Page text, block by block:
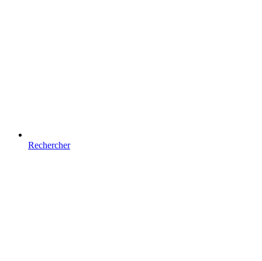
Rechercher